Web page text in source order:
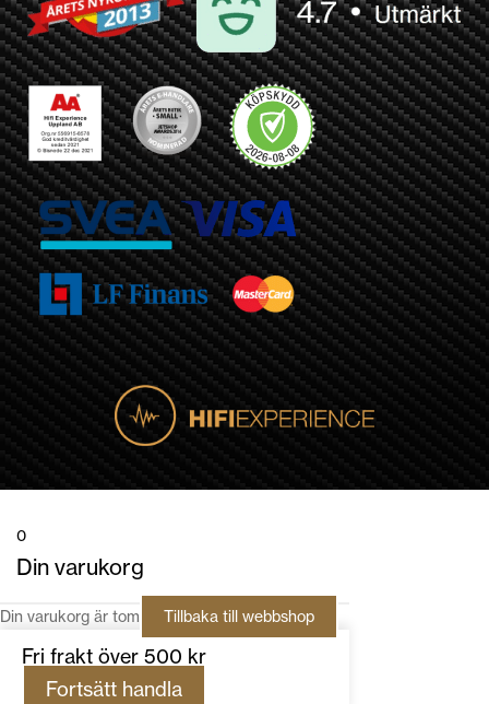
0
Din varukorg
Din varukorg är tom Tillbaka till webbshop
Fri frakt över 500 kr
Fortsätt handla